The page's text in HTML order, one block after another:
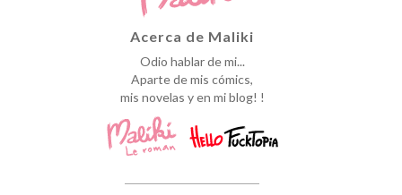
Acerca de Maliki
Odio hablar de mi...
Aparte de mis cómics,
mis novelas y en mi blog! !